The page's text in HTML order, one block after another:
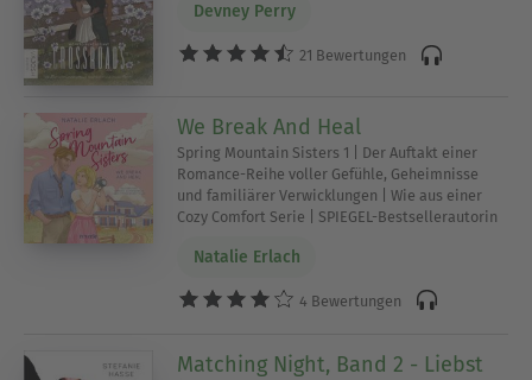
Devney Perry
21 Bewertungen
We Break And Heal
Spring Mountain Sisters 1 | Der Auftakt einer
Romance-Reihe voller Gefühle, Geheimnisse
und familiärer Verwicklungen | Wie aus einer
Cozy Comfort Serie | SPIEGEL-Bestsellerautorin
Natalie Erlach
4 Bewertungen
Matching Night, Band 2 - Liebst